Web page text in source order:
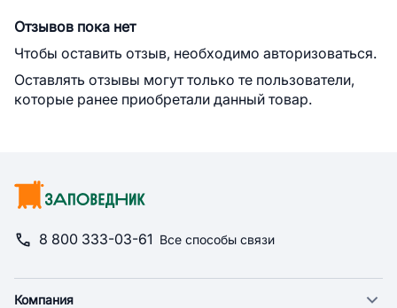
Отзывов пока нет
Чтобы оставить отзыв, необходимо авторизоваться.
Оставлять отзывы могут только те пользователи,
которые ранее приобретали данный товар.
8 800 333-03-61 Все способы связи
Компания